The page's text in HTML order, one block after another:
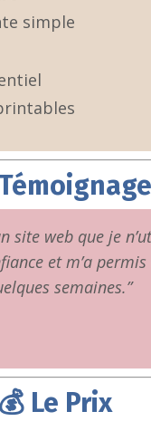
simple
site web que je
et m’a
semaines.”
💰 Le Prix